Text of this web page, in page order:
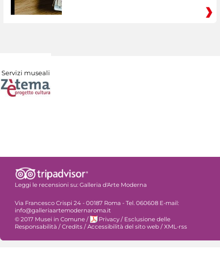
Servizi museali
Leggi le recensioni su: Galleria d'Arte Moderna
Via Francesco Crispi 24 - 00187 Roma - Tel. 060608 E-mail:
info@galleriaartemodernaroma.it
© 2017 Musei in Comune / Privacy / Esclusione delle
Responsabilità / Credits / Accessibilità del sito web / XML-rss